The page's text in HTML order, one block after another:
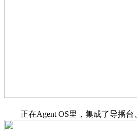
正在Agent OS里，集成了导播台